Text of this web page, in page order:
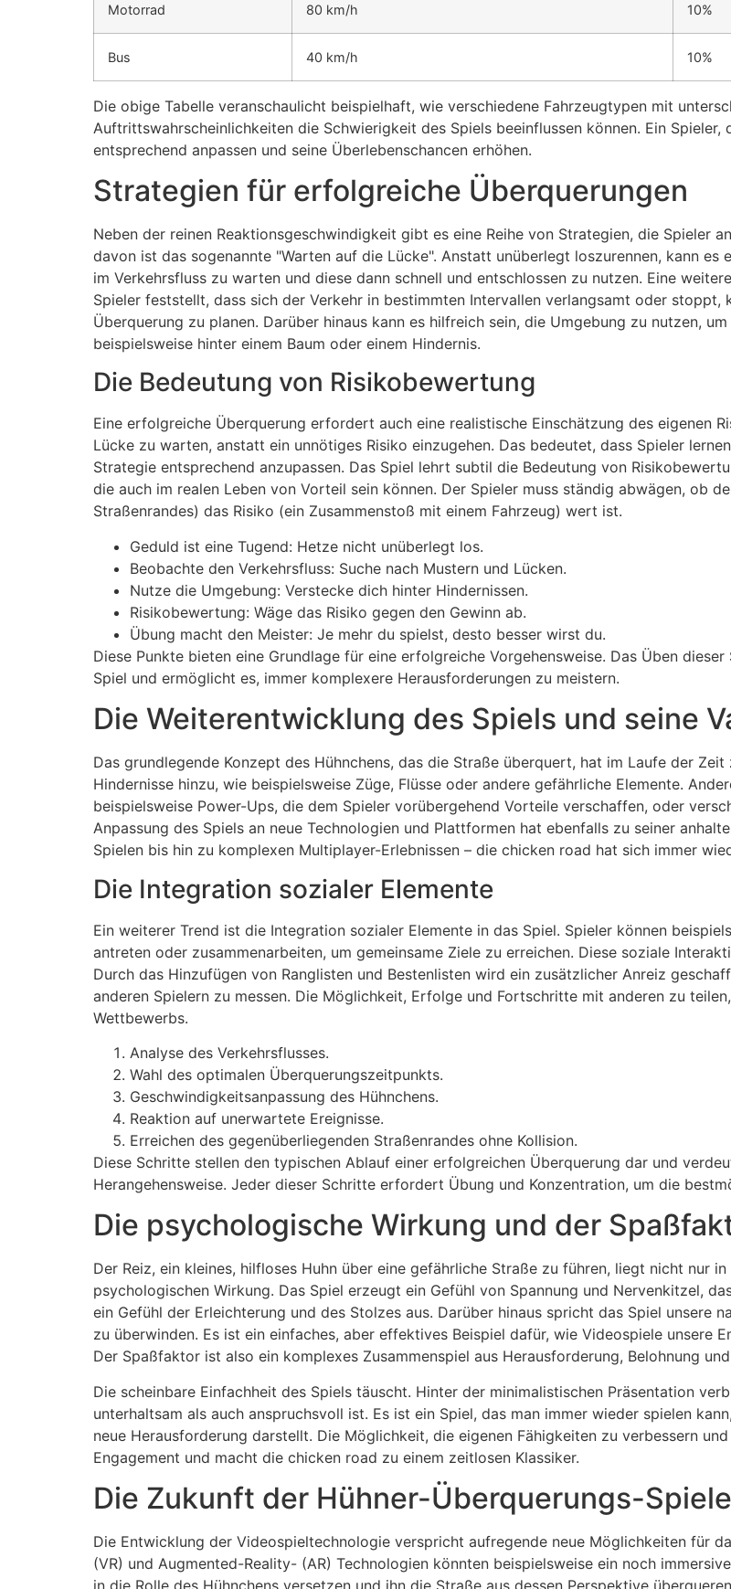
Motorrad 80 km/h 10%
Bus 40 km/h 10%
Die obige Tabelle veranschaulicht beispielhaft, wie verschiedene Fahrzeugtypen mit
Auftrittswahrscheinlichkeiten die Schwierigkeit des Spiels beeinflussen können. Ein
entsprechend anpassen und seine Überlebenschancen erhöhen.
Strategien für erfolgreiche Überquerungen
Neben der reinen Reaktionsgeschwindigkeit gibt es eine Reihe von Strategien, die Spieler
davon ist das sogenannte "Warten auf die Lücke". Anstatt unüberlegt loszurennen, kann
im Verkehrsfluss zu warten und diese dann schnell und entschlossen zu nutzen. Eine
Spieler feststellt, dass sich der Verkehr in bestimmten Intervallen verlangsamt oder stoppt,
Überquerung zu planen. Darüber hinaus kann es hilfreich sein, die Umgebung zu nutzen,
beispielsweise hinter einem Baum oder einem Hindernis.
Die Bedeutung von Risikobewertung
Eine erfolgreiche Überquerung erfordert auch eine realistische Einschätzung des eigenen
Lücke zu warten, anstatt ein unnötiges Risiko einzugehen. Das bedeutet, dass Spieler
Strategie entsprechend anzupassen. Das Spiel lehrt subtil die Bedeutung von
die auch im realen Leben von Vorteil sein können. Der Spieler muss ständig abwägen, ob
Straßenrandes) das Risiko (ein Zusammenstoß mit einem Fahrzeug) wert ist.
Geduld ist eine Tugend: Hetze nicht unüberlegt los.
Beobachte den Verkehrsfluss: Suche nach Mustern und Lücken.
Nutze die Umgebung: Verstecke dich hinter Hindernissen.
Risikobewertung: Wäge das Risiko gegen den Gewinn ab.
Übung macht den Meister: Je mehr du spielst, desto besser wirst du.
Diese Punkte bieten eine Grundlage für eine erfolgreiche Vorgehensweise. Das Üben
Spiel und ermöglicht es, immer komplexere Herausforderungen zu meistern.
Die Weiterentwicklung des Spiels und seine
Das grundlegende Konzept des Hühnchens, das die Straße überquert, hat im Laufe der
Hindernisse hinzu, wie beispielsweise Züge, Flüsse oder andere gefährliche Elemente.
beispielsweise Power-Ups, die dem Spieler vorübergehend Vorteile verschaffen, oder
Anpassung des Spiels an neue Technologien und Plattformen hat ebenfalls zu seiner
Spielen bis hin zu komplexen Multiplayer-Erlebnissen – die chicken road hat sich immer
Die Integration sozialer Elemente
Ein weiterer Trend ist die Integration sozialer Elemente in das Spiel. Spieler können
antreten oder zusammenarbeiten, um gemeinsame Ziele zu erreichen. Diese soziale
Durch das Hinzufügen von Ranglisten und Bestenlisten wird ein zusätzlicher Anreiz
anderen Spielern zu messen. Die Möglichkeit, Erfolge und Fortschritte mit anderen zu
Wettbewerbs.
Analyse des Verkehrsflusses.
Wahl des optimalen Überquerungszeitpunkts.
Geschwindigkeitsanpassung des Hühnchens.
Reaktion auf unerwartete Ereignisse.
Erreichen des gegenüberliegenden Straßenrandes ohne Kollision.
Diese Schritte stellen den typischen Ablauf einer erfolgreichen Überquerung dar und
Herangehensweise. Jeder dieser Schritte erfordert Übung und Konzentration, um die
Die psychologische Wirkung und der
Der Reiz, ein kleines, hilfloses Huhn über eine gefährliche Straße zu führen, liegt nicht nur
psychologischen Wirkung. Das Spiel erzeugt ein Gefühl von Spannung und Nervenkitzel,
ein Gefühl der Erleichterung und des Stolzes aus. Darüber hinaus spricht das Spiel unsere
zu überwinden. Es ist ein einfaches, aber effektives Beispiel dafür, wie Videospiele unsere
Der Spaßfaktor ist also ein komplexes Zusammenspiel aus Herausforderung, Belohnung
Die scheinbare Einfachheit des Spiels täuscht. Hinter der minimalistischen Präsentation
unterhaltsam als auch anspruchsvoll ist. Es ist ein Spiel, das man immer wieder spielen
neue Herausforderung darstellt. Die Möglichkeit, die eigenen Fähigkeiten zu verbessern
Engagement und macht die chicken road zu einem zeitlosen Klassiker.
Die Zukunft der Hühner-Überquerungs-Spiele
Die Entwicklung der Videospieltechnologie verspricht aufregende neue Möglichkeiten für
(VR) und Augmented-Reality- (AR) Technologien könnten beispielsweise ein noch